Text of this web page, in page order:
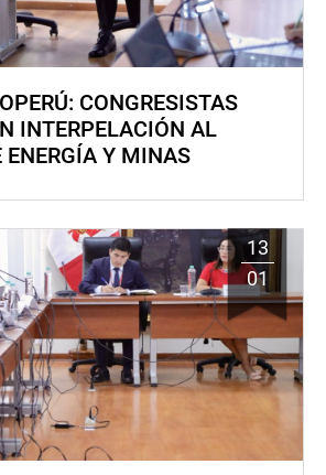
CONGRESISTAS
INTERPELACIÓN AL
ENERGÍA Y MINAS
13
01